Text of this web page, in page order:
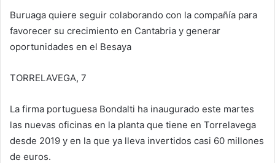
Buruaga quiere seguir colaborando con la compañía para
favorecer su crecimiento en Cantabria y generar
oportunidades en el Besaya
TORRELAVEGA, 7
La firma portuguesa Bondalti ha inaugurado este martes
las nuevas oficinas en la planta que tiene en Torrelavega
desde 2019 y en la que ya lleva invertidos casi 60 millones
de euros.